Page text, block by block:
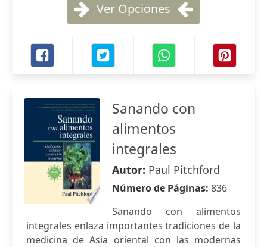
Ver Opciones
Sanando con
alimentos
integrales
Autor: Paul Pitchford
Número de Páginas: 836
Sanando con alimentos
integrales enlaza importantes tradiciones de la
medicina de Asia oriental con las modernas